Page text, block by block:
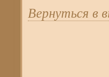
Вернуться в